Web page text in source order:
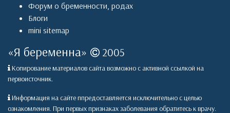
Форум о бременности, родах
Блоги
mini sitemap
«Я беременна» 2005
Копирование материалов сайта возможно с активной ссылкой на
первоисточник.
Информация на сайте ппредоставляется исключительно с целью
ознакомления. При первых признаках заболевания обратитесь к врачу.